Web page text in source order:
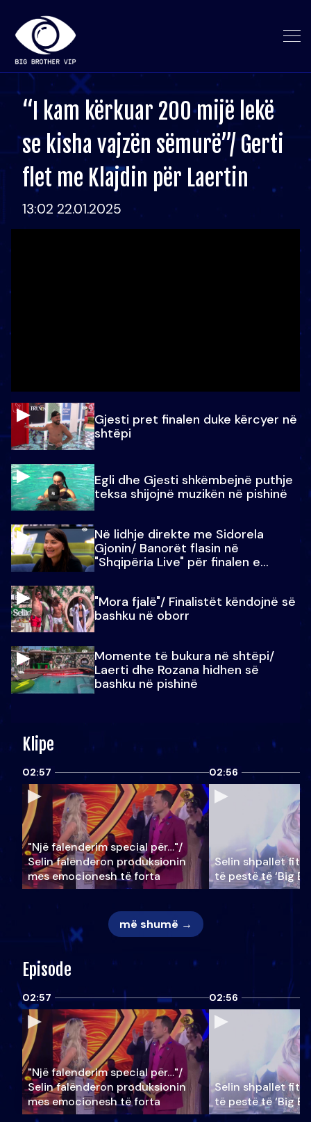
“I kam kërkuar 200 mijë lekë
se kisha vajzën sëmurë”/ Gerti
flet me Klajdin për Laertin
13:02 22.01.2025
Gjesti pret finalen duke kërcyer në
shtëpi
Egli dhe Gjesti shkëmbejnë puthje
teksa shijojnë muzikën në pishinë
Në lidhje direkte me Sidorela
Gjonin/ Banorët flasin në
"Shqipëria Live" për finalen e
"Mora fjalë"/ Finalistët këndojnë së
bashku në oborr
Momente të bukura në shtëpi/
Laerti dhe Rozana hidhen së
bashku në pishinë
Klipe
02:57
"Një falenderim special për…"/
Selin falënderon produksionin
mes emocionesh të forta
02:56
Selin shpallet
të pestë të ‘Big
më shumë →
Episode
02:57
"Një falenderim special për…"/
Selin falënderon produksionin
mes emocionesh të forta
02:56
Selin shpallet
të pestë të ‘Big